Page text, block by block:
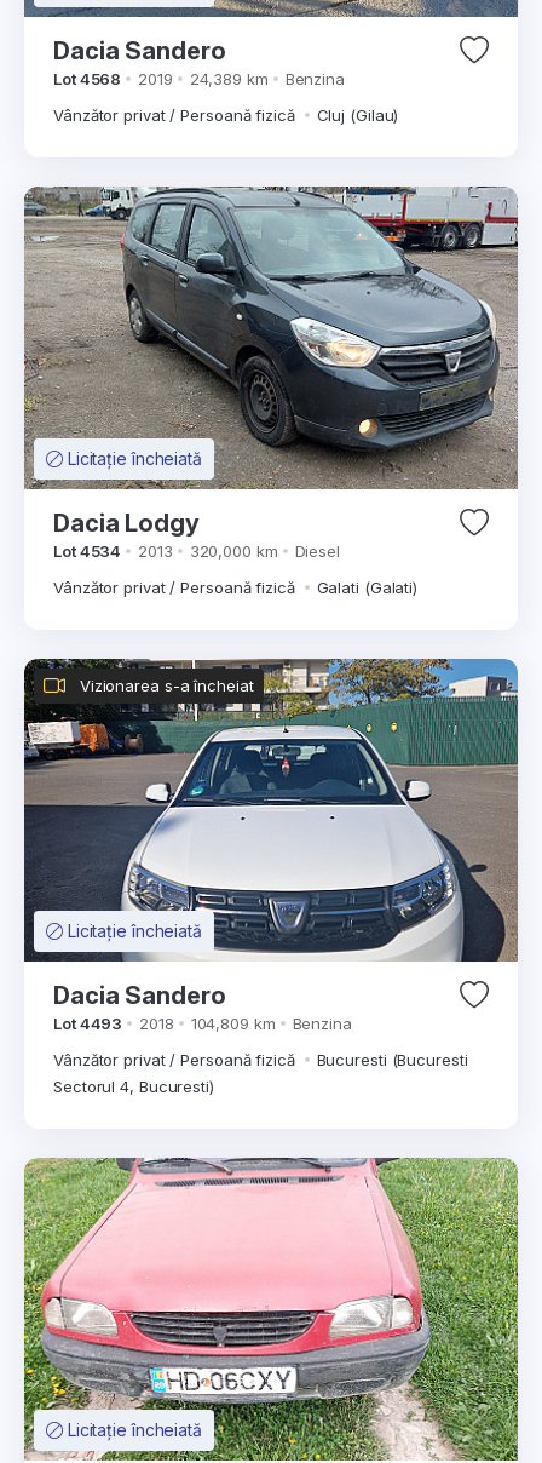
Dacia Sandero
Lot 4568 2019 24,389 km
Benzina
Vânzător privat / Persoană fizică
Cluj (Gilau)
Licitație încheiată
Dacia Lodgy
Lot 4534 2013 320,000 km
Diesel
Vânzător privat / Persoană fizică
Galati (Galati)
Licitație încheiată
Vizionarea s-a încheiat
Dacia Sandero
Lot 4493 2018 104,809 km
Benzina
Vânzător privat / Persoană fizică
Bucuresti (Bucuresti
Sectorul 4, Bucuresti)
Licitație încheiată